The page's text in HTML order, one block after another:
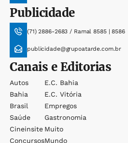
Publicidade
(71) 2886-2683 / Ramal 8585 | 8586
publicidade@grupoatarde.com.br
Canais e Editorias
Autos
Bahia
Brasil
Saúde
Cineinsite
Concursos
E.c. Bahia
E.c. Vitória
Empregos
Gastronomia
Muito
Mundo